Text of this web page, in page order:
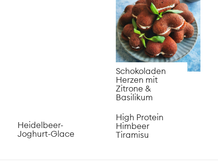
Schokoladen
Herzen mit
Zitrone &
Basilikum
Heidelbeer-
Joghurt-Glace
High Protein
Himbeer
Tiramisu